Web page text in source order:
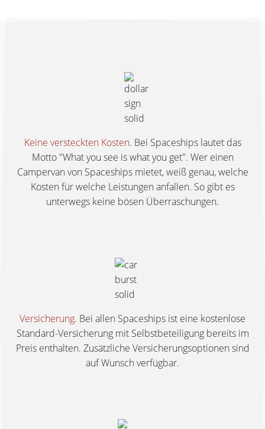
Keine versteckten Kosten. Bei Spaceships lautet das
Motto "What you see is what you get". Wer einen
Campervan von Spaceships mietet, weiß genau, welche
Kosten für welche Leistungen anfallen. So gibt es
unterwegs keine bösen Überraschungen.
Versicherung. Bei allen Spaceships ist eine kostenlose
Standard-Versicherung mit Selbstbeteiligung bereits im
Preis enthalten. Zusätzliche Versicherungsoptionen sind
auf Wunsch verfügbar.